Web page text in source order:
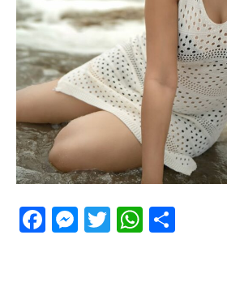
Facebook
Messenger
TwitterWhatsApp